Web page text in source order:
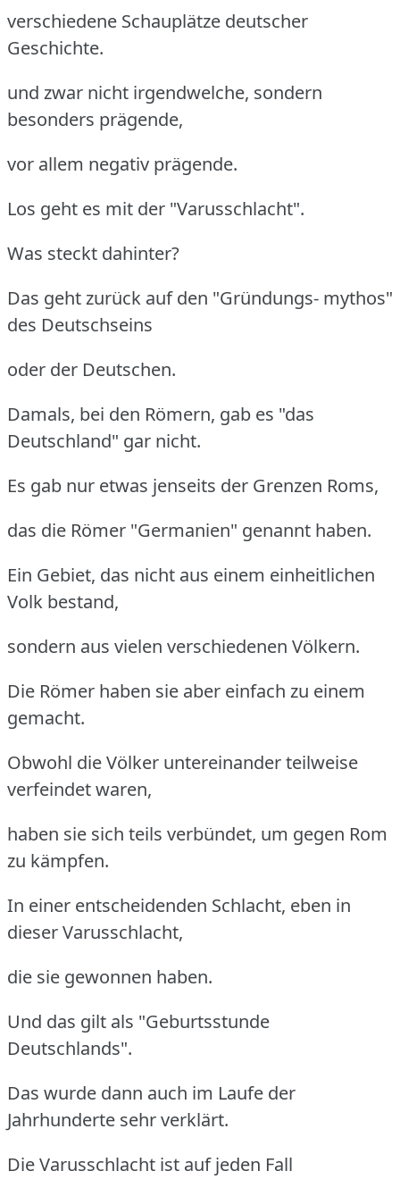
verschiedene Schauplätze deutscher
Geschichte.
und zwar nicht irgendwelche, sondern
besonders prägende,
vor allem negativ prägende.
Los geht es mit der "Varusschlacht".
Was steckt dahinter?
Das geht zurück auf den "Gründungs- mythos"
des Deutschseins
oder der Deutschen.
Damals, bei den Römern, gab es "das
Deutschland" gar nicht.
Es gab nur etwas jenseits der Grenzen Roms,
das die Römer "Germanien" genannt haben.
Ein Gebiet, das nicht aus einem einheitlichen
Volk bestand,
sondern aus vielen verschiedenen Völkern.
Die Römer haben sie aber einfach zu einem
gemacht.
Obwohl die Völker untereinander teilweise
verfeindet waren,
haben sie sich teils verbündet, um gegen Rom
zu kämpfen.
In einer entscheidenden Schlacht, eben in
dieser Varusschlacht,
die sie gewonnen haben.
Und das gilt als "Geburtsstunde
Deutschlands".
Das wurde dann auch im Laufe der
Jahrhunderte sehr verklärt.
Die Varusschlacht ist auf jeden Fall